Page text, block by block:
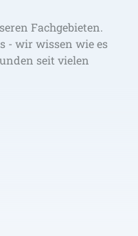
Fachgebieten.
- wir wissen wie es
seit vielen